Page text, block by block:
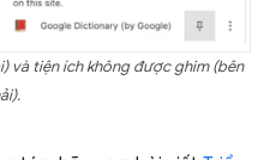
và tiện ích không được ghim (bên